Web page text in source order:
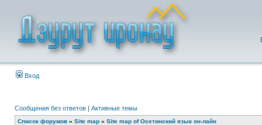
Вход
Сообщения без ответов | Активные темы
Список форумов » Site map » Site map of Осетинский язык он-лайн